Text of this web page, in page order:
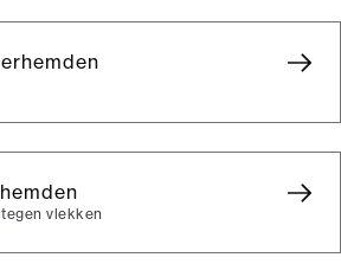
vlekken